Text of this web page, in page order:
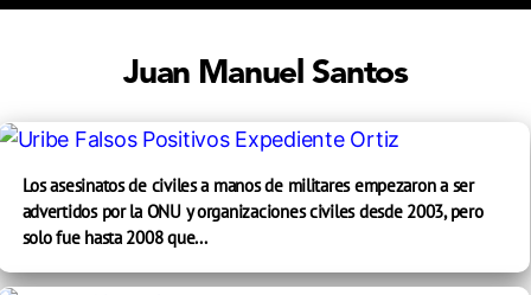
Juan Manuel Santos
Los asesinatos de civiles a manos de militares empezaron a ser
advertidos por la ONU y organizaciones civiles desde 2003, pero
solo fue hasta 2008 que...